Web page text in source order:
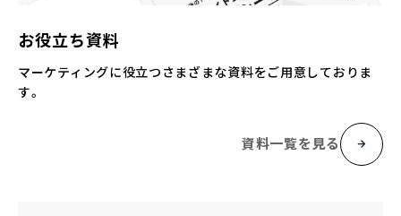
お役立ち資料
マーケティングに役立つさまざまな資料をご用意しておりま
す。
資料一覧を見る